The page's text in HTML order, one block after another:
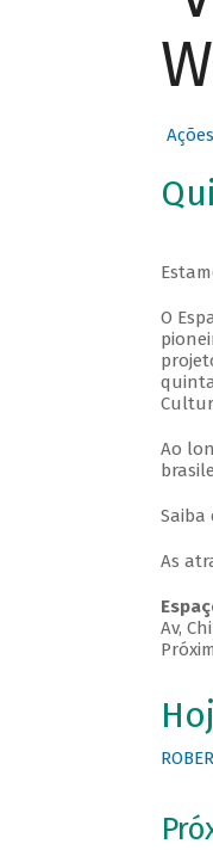
Ações
O
Ao
Saiba
As
Av,